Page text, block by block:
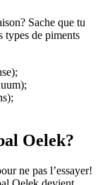
Sache que tu
types de piments
Oelek?
ne pas l’essayer!